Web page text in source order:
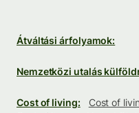
Átváltási árfolyamok:
Nemzetközi utalás
Cost of living:
Cost of